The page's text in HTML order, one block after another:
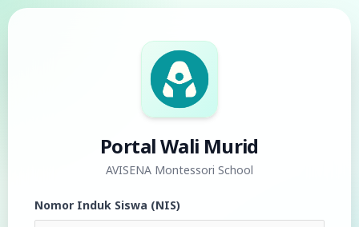
Portal Wali Murid
AVISENA Montessori School
Nomor Induk Siswa (NIS)